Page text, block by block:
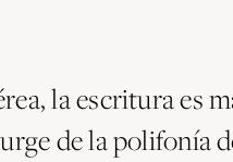
la escritura es
de la polifonía